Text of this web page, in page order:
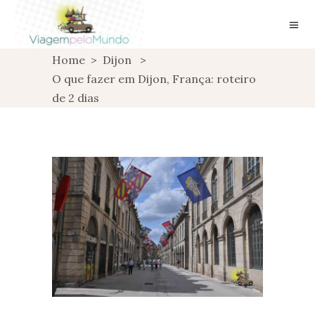
Home > Dijon
>
O que fazer em Dijon, França: roteiro
de 2 dias